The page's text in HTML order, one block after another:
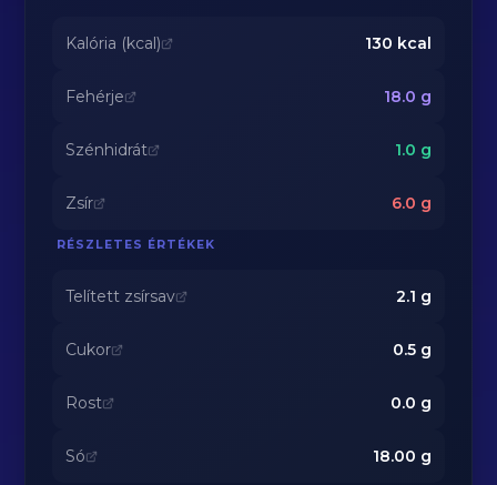
Kalória (kcal) 130 kcal
Fehérje 18.0 g
Szénhidrát 1.0 g
Zsír 6.0 g
RÉSZLETES ÉRTÉKEK
Telített zsírsav 2.1 g
Cukor 0.5g
Rost 0.0 g
Só 18.00 g